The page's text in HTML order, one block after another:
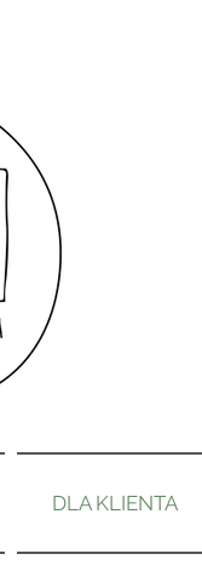
DLA KLIENTA